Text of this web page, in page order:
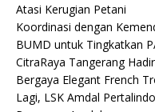
Atasi Kerugian Petani
Koordinasi dengan
BUMD untuk Tingkatkan
CitraRaya Tangerang
Bergaya Elegant French
Lagi, LSK Amdal